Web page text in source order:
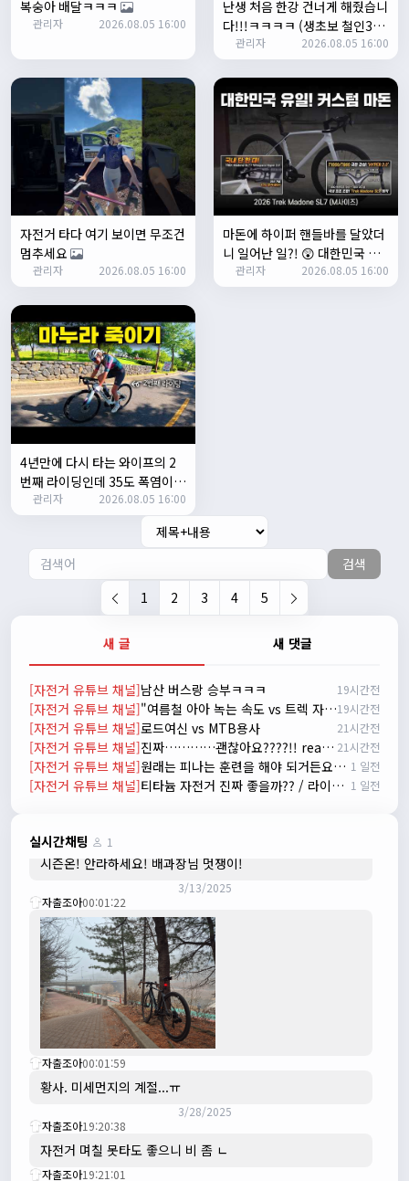
새 글 새 댓글
[자전거 유튜브 채널]남산 버스랑 승부ㅋㅋㅋ 19시간전
[자전거 유튜브 채널] "여름철 아아 녹는 속도 vs 트렉 자전거 고장 나는 속도 ㅋㅋㅋ 입문용 MTB 끝판왕 추천"19시간전
[자전거 유튜브 채널]로드여신 vs MTB용사 21시간전
[자전거 유튜브 채널] 진짜…………괜찮아요????!! really okay?😱너무 아플것 같아……ㅜㅜ 21시간전
[자전거 유튜브 채널] 원래는 피나는 훈련을 해야 되거든요? 근데 다들 너무 힘들어하니까 우리가 치트키를 좀 써드릴게요. 아, KC 인증이 안나온다고요? 그럼 뭐... 얼른 훈련하러 안나가고 뭐하세요? 1 일전
[자전거 유튜브 채널] 티타늄 자전거 진짜 좋을까?? / 라이트스피드 얼티밋 리뷰 1 일전
실시간채팅 1
좌측 로고(메인 대문) 누르면 홈으로 이동할때 왼쪽으로 가서
눌러야 해서 불편하네요. 가운데에 있거나 빈공간을 눌러도
메인으로 이동하게 해주실수 있나요>?
관리자 16:50:47
한번 확인해보겠습니다 :)
2/8/2025
명신이10:43:01
너무 추워요
2/10/2025
부두게이 BRBR09:54:20
잔차나라 화이팅!!
관리자10:15:31
감사합니다 파이팅!!!!
2/14/2025
서준22:03:11
저 첫 로드로 힉스 바버비 살려하는데 괜찮나요?
2/16/2025
자출조아15:14:23
시즌온 하신 분들 모두 안라하세요~~
시즌온이랑 안라가 몬가요?
진우01:50:08
시즌온은 시즌이 시작됬다는거고 안라는 안전한 라이딩으로
자출조아
2/20/2025
시즌이 곧 다가오네요 ^^ 모두 안전한 라이딩 하시기 바랍니
2/22/2025
자출조아18:44:23
넵!! 잔차나라도 시즌온과 함께 바쁜 하루하루 보내세요~~
3/1/2025
자출조아 08:54:33
JIWOON23:26:13
시즌온! 안라하세요! 배과장님 멋쟁이!
3/13/2025
자출조아00:01:22
자출조아00:01:59
황사. 미세먼지의 계절...ㅠ
3/28/2025
자출조아19:20:38
자전거 며칠 못타도 좋으니 비 좀 ㄴ
자출조아19:21:01
복숭아 배달ㅋㅋㅋ
관리자 2026.08.05 16:00
난생 처음 한강 건너게 해줬습니
다!!!ㅋㅋㅋㅋ (생초보 철인3종
입문시키기)
관리자 2026.08.05 16:00
자전거 타다 여기 보이면 무조건
멈추세요
관리자 2026.08.05 16:00
마돈에 하이퍼 핸들바를 달았더
니 일어난 일?! 😲 대한민국 유
일무이 커스텀 마돈 SL7 등장!
관리자 2026.08.05 16:00
4년만에 다시 타는 와이프의 2
번째 라이딩인데 35도 폭염이라
고? 과연 30키로를 쫒아올수 있
을까?
관리자 2026.08.05 16:00
검색
1
2 3 4 5